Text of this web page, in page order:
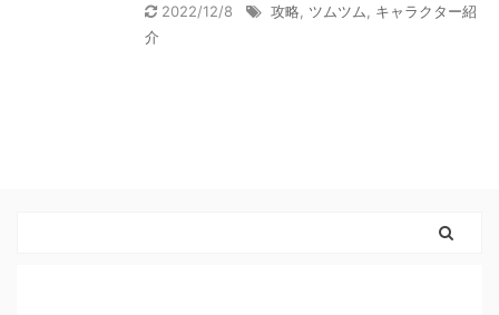
2022/12/8 攻略 ツムツム
キャラクター紹
介